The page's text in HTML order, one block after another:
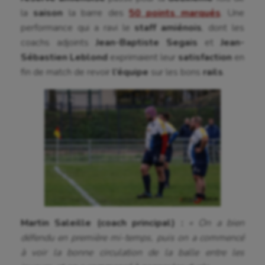
Cyclisme
Danse
Equitation
Escalade
Escrime
Fitness
Football américain
Futsal
Golf
Gymnastique
la saison la barre des 50 points marqués. Une
performance qui a ravi le staff amiénois , dont les
coachs adjoints Jean-Baptiste Segais et Jean-
Sébastien Leblond exprimaient leur satisfaction en
fin de match de revoir l’équipe sur les bons rails
Martin Saleille (coach principal) :
« On a bien
défendu en première mi-temps, puis on a commencé
à voir la bonne circulation de la balle entre les